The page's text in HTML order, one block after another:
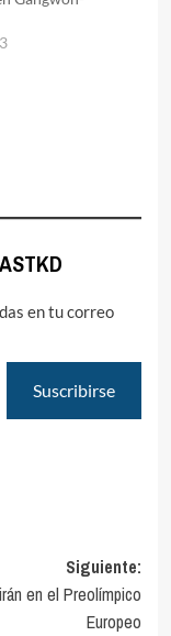
en tu correo
Suscribirse
Siguiente:
en el Preolímpico
Europeo